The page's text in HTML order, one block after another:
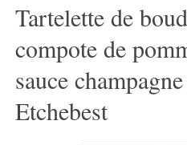
Tartelette de
compote de
sauce
Etchebest